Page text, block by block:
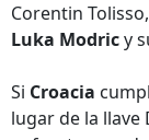
Corentin
Luka Modricy
Si Croacia
lugar de la llave